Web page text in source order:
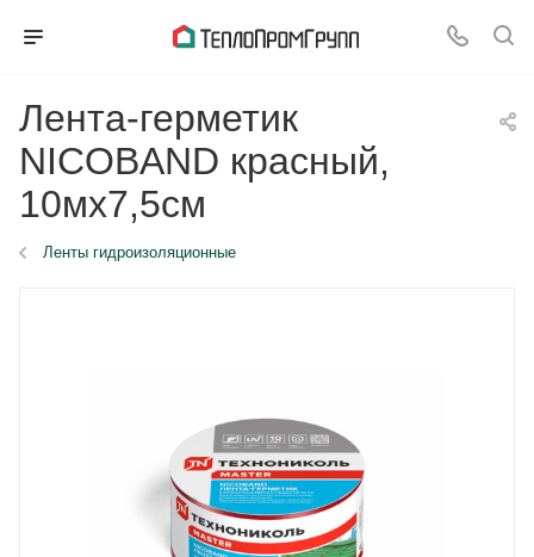
Лента-герметик
NICOBAND красный,
10мх7,5см
Ленты гидроизоляционные